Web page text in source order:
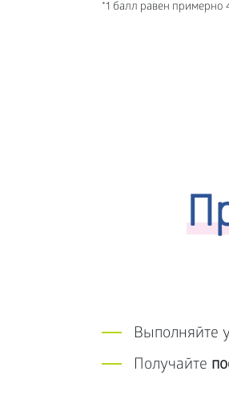
*1 балл равен примерно
Выполняйте
Получайте